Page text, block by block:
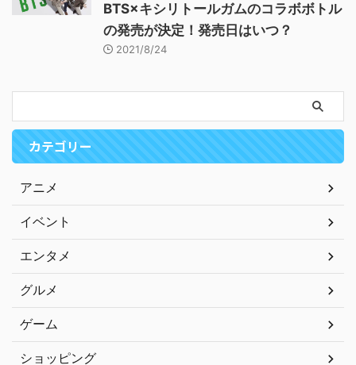
BTS×キシリトールガムのコラボボトル
の発売が決定！発売日はいつ？
2021/8/24
カテゴリー
アニメ
イベント
エンタメ
グルメ
ゲーム
ショッピング